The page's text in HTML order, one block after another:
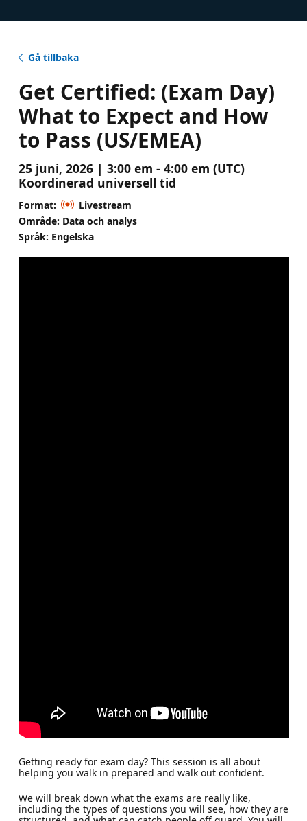
Gå tillbaka
Get Certified: (Exam Day)
What to Expect and How
to Pass (US/EMEA)
25 juni, 2026 | 3:00 em - 4:00 em (UTC)
Koordinerad universell tid
Format:
Livestream
Område: Data och analys
Språk: Engelska
Getting ready for exam day? This session is all about
helping you walk in prepared and walk out confident.
We will break down what the exams are really like,
including the types of questions you will see, how they are